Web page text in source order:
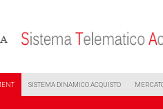
SISTEMA DINAMICO ACQUISTO